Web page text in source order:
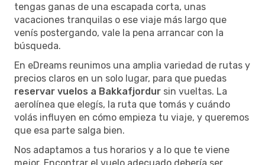
tengas ganas de una escapada corta, unas
vacaciones tranquilas o ese viaje más largo que
venís postergando, vale la pena arrancar con la
búsqueda.
En eDreams reunimos una amplia variedad de rutas y
precios claros en un solo lugar, para que puedas
reservar vuelos a Bakkafjordur sin vueltas. La
aerolínea que elegís, la ruta que tomás y cuándo
volás influyen en cómo empieza tu viaje, y queremos
que esa parte salga bien.
Nos adaptamos a tus horarios y a lo que te viene